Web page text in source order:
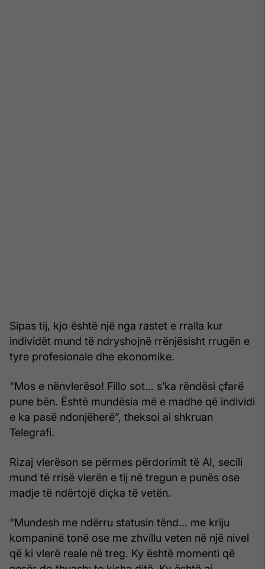
Sipas tij, kjo është një nga rastet e rralla kur
individët mund të ndryshojnë rrënjësisht rrugën e
tyre profesionale dhe ekonomike.
“Mos e nënvlerëso! Fillo sot… s’ka rëndësi çfarë
pune bën. Është mundësia më e madhe që individi
e ka pasë ndonjëherë”, theksoi ai shkruan
Telegrafi.
Rizaj vlerëson se përmes përdorimit të AI, secili
mund të rrisë vlerën e tij në tregun e punës ose
madje të ndërtojë diçka të vetën.
“Mundesh me ndërru statusin tënd… me kriju
kompaninë tonë ose me zhvillu veten në një nivel
që ki vlerë reale në treg. Ky është momenti që